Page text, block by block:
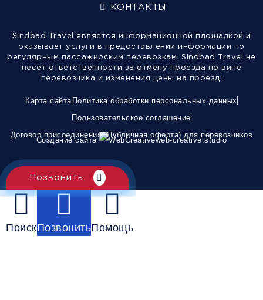
КОНТАКТЫ
Sindbad Travel является информационной площадкой и
оказывает услуги в предоставлении информации по
регулярным пассажирским перевозкам. Sindbad Travel не
несет ответственности за отмену проезда по вине
перевозчика и изменения цены на проезд!
Карта сайта Политика обработки персональных данных
Пользовательское соглашение
Договор присоединения (Публичная оферта) для перевозчиков
Создание сайта web-creative.studio
Позвонить
ПоискПозвонитьПомощь